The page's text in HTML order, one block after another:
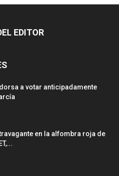
EDITOR
a votar anticipadamente
en la alfombra roja de